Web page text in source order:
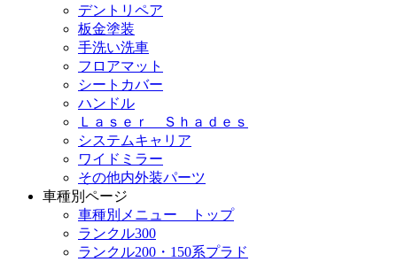
デントリペア
板金塗装
手洗い洗車
フロアマット
シートカバー
ハンドル
Ｌａｓｅｒ Ｓｈａｄｅｓ
システムキャリア
ワイドミラー
その他内外装パーツ
車種別ページ
車種別メニュー トップ
ランクル300
ランクル200・150系プラド